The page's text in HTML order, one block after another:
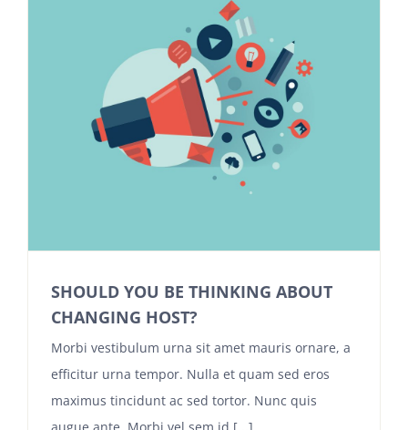
SHOULD YOU BE THINKING ABOUT
CHANGING HOST?
Morbi vestibulum urna sit amet mauris ornare, a
efficitur urna tempor. Nulla et quam sed eros
maximus tincidunt ac sed tortor. Nunc quis